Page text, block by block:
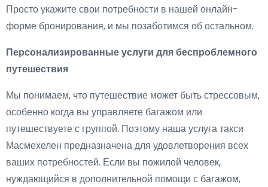
Просто укажите свои потребности в нашей онлайн-
форме бронирования, и мы позаботимся об остальном.
Персонализированные услуги для беспроблемного
путешествия
Мы понимаем, что путешествие может быть стрессовым,
особенно когда вы управляете багажом или
путешествуете с группой. Поэтому наша услуга такси
Масмехелен предназначена для удовлетворения всех
ваших потребностей. Если вы пожилой человек,
нуждающийся в дополнительной помощи с багажом,